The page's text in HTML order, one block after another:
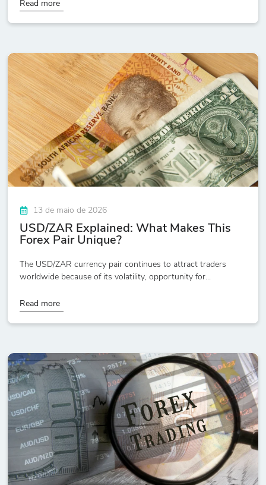
Read more
13 de maio de 2026
USD/ZAR Explained: What Makes This
Forex Pair Unique?
The USD/ZAR currency pair continues to attract traders
worldwide because of its volatility, opportunity for...
Read more